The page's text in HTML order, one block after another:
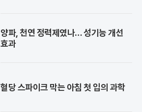
양파, 천연 정력제였나… 성기능 개선
효과
혈당 스파이크 막는 아침 첫 입의 과학